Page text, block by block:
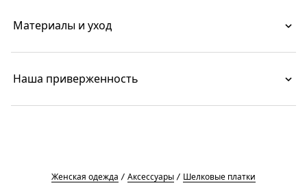
Материалы и уход
Наша приверженность
Женская одежда Аксессуары Шелковые платки